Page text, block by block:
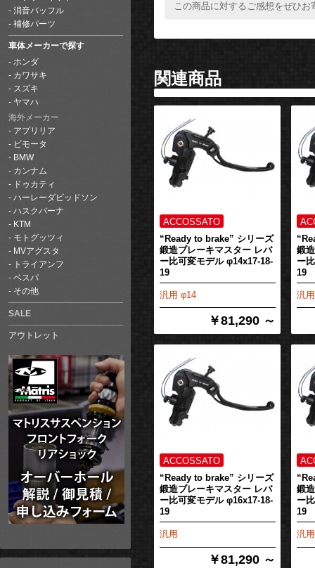
消音バッフル
補修パーツ
車体メーカーで探す
ホンダ
カワサキ
スズキ
ヤマハ
海外メーカー
アプリリア
ビモータ
BMW
カンナム
ドゥカティ
ハーレーダビッドソン
ハスクバーナ
KTM
モトグッツィ
MVアグスタ
トライアンフ
ベスパ
その他
SALE
アウトレット
この商品に対するご感想をぜひお
関連商品
“Ready to brake” シリーズ
鍛造ブレーキマスター レバ
ー比可変モデル φ14x17-18-
19
汎用 φ14
￥81,290 ～
鍛
ー
19
汎
“Ready to brake” シリーズ
鍛造ブレーキマスター レバ
ー比可変モデル φ16x17-18-
19
汎用
￥81,290 ～
鍛
ー
19
汎用